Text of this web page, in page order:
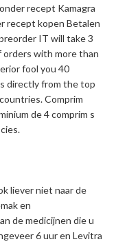
recept Kamagra
recept kopen Betalen
IT will take 3
orders with more than
fool you 40
directly from the top
Comprim
de 4 comprim s
liever niet naar de
en
de medicijnen die u
6 uur en Levitra